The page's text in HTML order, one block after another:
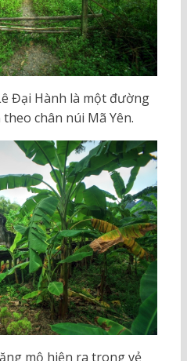
Đại Hành là một đường
chân núi Mã Yên.
mộ hiện ra trong vẻ